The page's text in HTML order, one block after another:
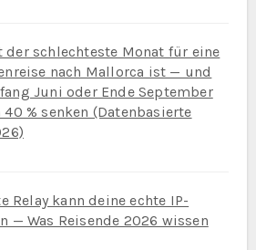
der schlechteste Monat für eine
nach Mallorca ist — und
Juni oder Ende September
% senken (Datenbasierte
Relay kann deine echte IP-
— Was Reisende 2026 wissen